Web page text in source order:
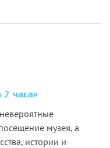
часа»
музея, а
истории и